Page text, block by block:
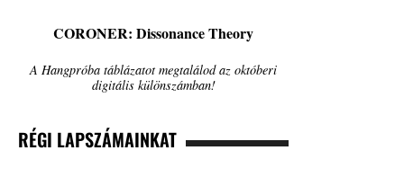
CORONER: Dissonance Theory
A Hangpróba táblázatot megtalálod az októberi
digitális különszámban!
RÉGI LAPSZÁMAINKAT